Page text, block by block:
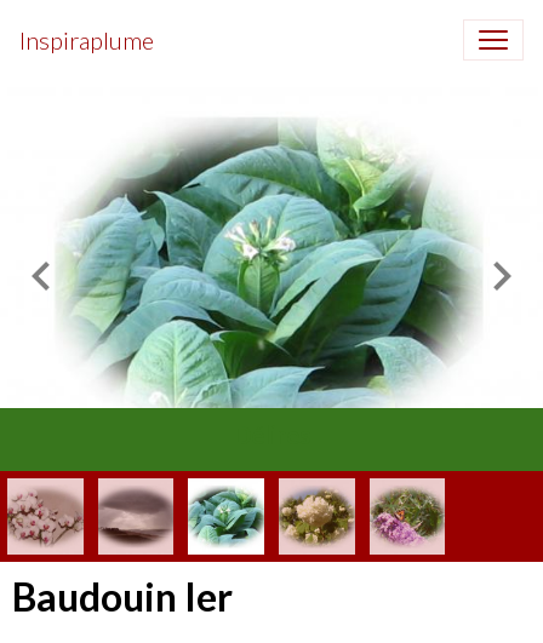
Inspiraplume
Baudouin Ier